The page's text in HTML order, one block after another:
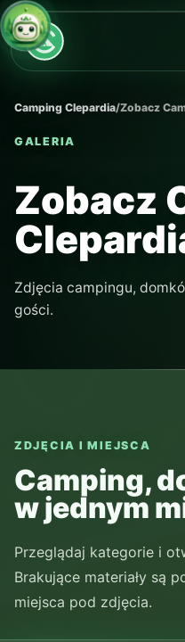
Camping Clepardia/Zobacz
GALERIA
Zobacz
Zdjęcia campingu,
gości.
ZDJĘCIA I MIEJSCA
Camping,
w jednym
Przeglądaj kategorie i
Brakujące materiały są
miejsca pod zdjęcia.